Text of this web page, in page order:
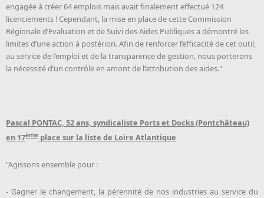
engagée à créer 64 emplois mais avait finalement effectué 124
licenciements ! Cependant, la mise en place de cette Commission
Régionale d’Evaluation et de Suivi des Aides Publiques a démontré les
limites d’une action à postériori. Afin de renforcer l’efficacité de cet outil,
au service de l’emploi et de la transparence de gestion, nous porterons
la nécessité d’un contrôle en amont de l’attribution des aides."
Pascal PONTAC, 52 ans, syndicaliste Ports et Docks (Pontchâteau)
en 17ème place sur la liste de Loire Atlantique
"Agissons ensemble pour :
- Gagner le changement, la pérennité de nos industries au service du